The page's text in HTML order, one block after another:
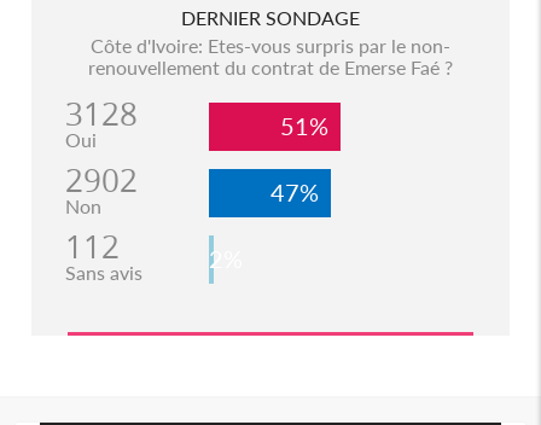
DERNIER SONDAGE
Côte d'Ivoire: Etes-vous surpris par le non-
renouvellement du contrat de Emerse Faé ?
3128
Oui 51%
2902
Non 47%
112
Sans avis 2%